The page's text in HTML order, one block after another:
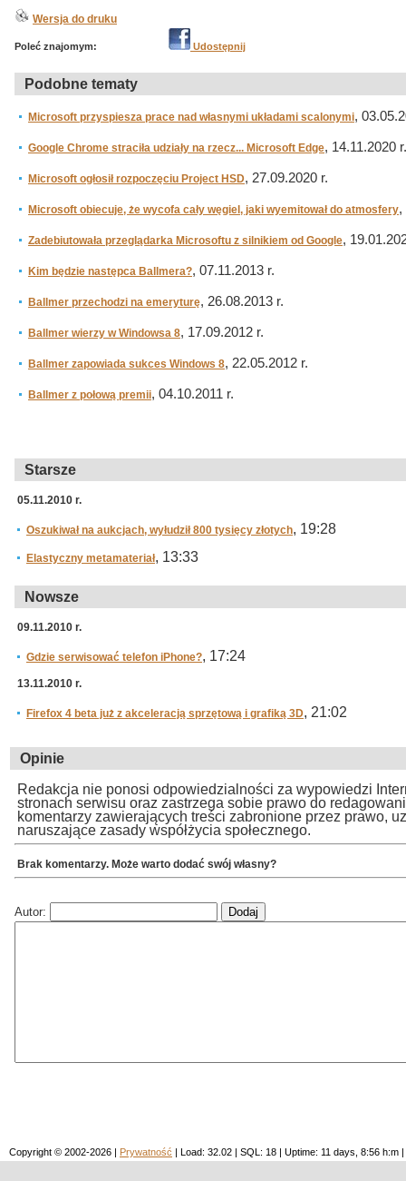
Wersja do druku
Poleć znajomym: Udostępnij
Podobne tematy
Microsoft przyspiesza prace nad własnymi układami scalonymi,
Google Chrome straciła udziały na rzecz... Microsoft Edge, 14.11.2020 r.
Microsoft ogłosił rozpoczęciu Project HSD, 27.09.2020 r.
Microsoft obiecuje, że wycofa cały węgiel, jaki wyemitował do atmosfery,
Zadebiutowała przeglądarka Microsoftu z silnikiem od Google,
Kim będzie następca Ballmera?, 07.11.2013 r.
Ballmer przechodzi na emeryturę, 26.08.2013 r.
Ballmer wierzy w Windowsa 8, 17.09.2012 r.
Ballmer zapowiada sukces Windows 8, 22.05.2012 r.
Ballmer z połową premii, 04.10.2011 r.
Starsze
05.11.2010 r.
Oszukiwał na aukcjach, wyłudził 800 tysięcy złotych, 19:28
Elastyczny metamateriał, 13:33
Nowsze
09.11.2010 r.
Gdzie serwisować telefon iPhone?, 17:24
13.11.2010 r.
Firefox 4 beta już z akceleracją sprzętową i grafiką 3D, 21:02
Opinie
Redakcja nie ponosi odpowiedzialności za wypowiedzi
stronach serwisu oraz zastrzega sobie prawo do
komentarzy zawierających treści zabronione przez prawo,
naruszające zasady współżycia społecznego.
Brak komentarzy. Może warto dodać swój własny?
Autor:
Copyright © 2002-2026 | Prywatność | Load: 32.02 | SQL: 18 | Uptime: 11 days, 8:56